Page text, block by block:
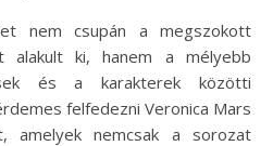
nem csupán a megszokott
alakult ki, hanem a mélyebb
és a karakterek közötti
felfedezni Veronica Mars
amelyek nemcsak a sorozat